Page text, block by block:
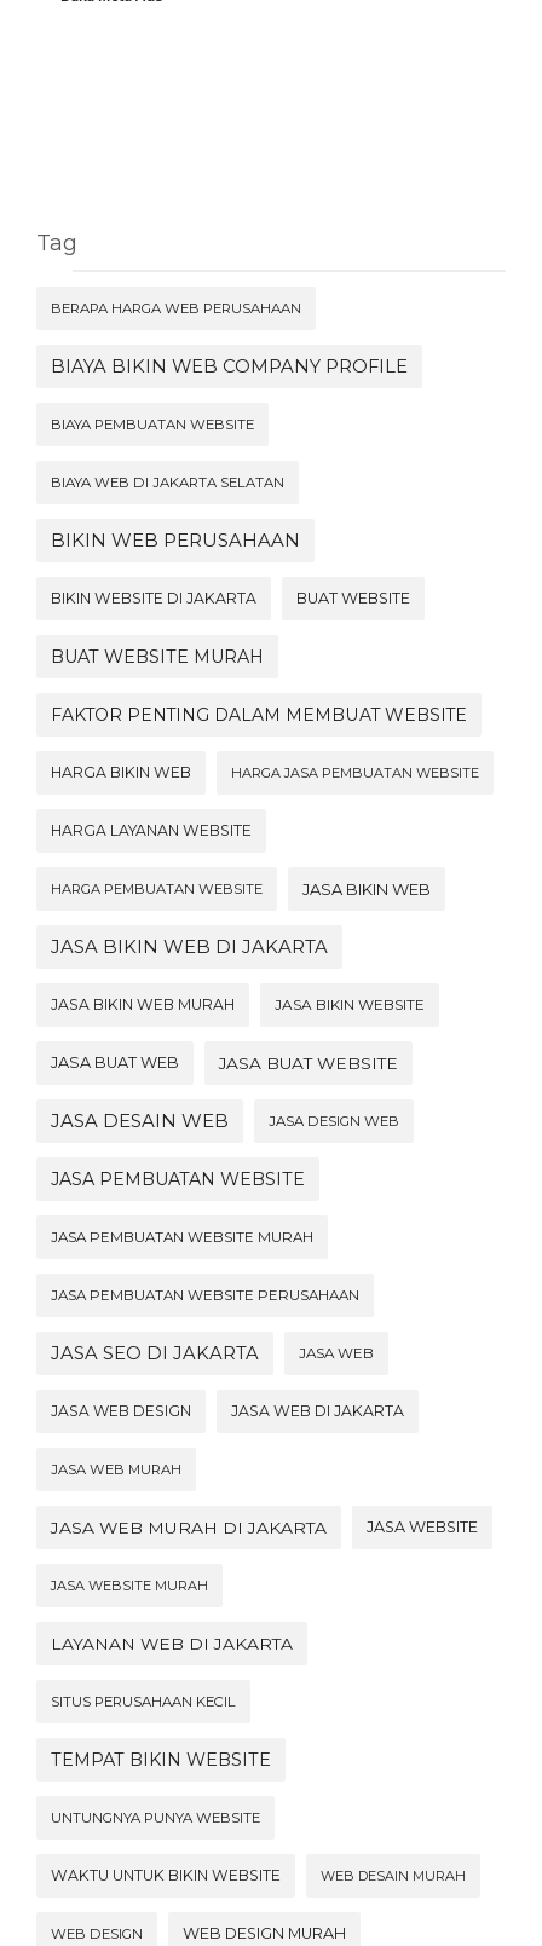
Tag
BERAPA HARGA WEB PERUSAHAAN
BIAYA BIKIN WEB COMPANY PROFILE
BIAYA PEMBUATAN WEBSITE
BIAYA WEB DI JAKARTA SELATAN
BIKIN WEB PERUSAHAAN
BIKIN WEBSITE DI JAKARTA BUAT WEBSITE
BUAT WEBSITE MURAH
FAKTOR PENTING DALAM MEMBUAT WEBSITE
HARGA BIKIN WEB HARGA JASA PEMBUATAN WEBSITE
HARGA LAYANAN WEBSITE
HARGA PEMBUATAN WEBSITE JASA BIKIN WEB
JASA BIKIN WEB DI JAKARTA
JASA BIKIN WEB MURAH JASA BIKIN WEBSITE
JASA BUAT WEB JASA BUAT WEBSITE
JASA DESAIN WEB JASA DESIGN WEB
JASA PEMBUATAN WEBSITE
JASA PEMBUATAN WEBSITE MURAH
JASA PEMBUATAN WEBSITE PERUSAHAAN
JASA SEO DI JAKARTA JASA WEB
JASA WEB DESIGN JASA WEB DI JAKARTA
JASA WEB MURAH
JASA WEB MURAH DI JAKARTA JASA WEBSITE
JASA WEBSITE MURAH
LAYANAN WEB DI JAKARTA
SITUS PERUSAHAAN KECIL
TEMPAT BIKIN WEBSITE
UNTUNGNYA PUNYA WEBSITE
WAKTU UNTUK BIKIN WEBSITE WEB DESAIN MURAH
WEB DESIGN WEB DESIGN MURAH